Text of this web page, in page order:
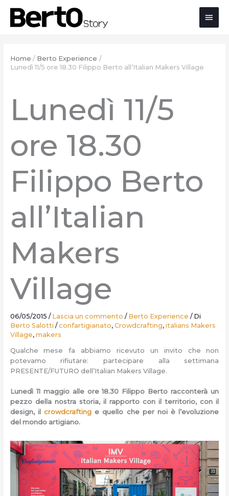
contenuto
navigazione
contenuto
Home
Berto Experience
Lunedì 11/5 ore 18.30 Filippo Berto all’Italian Makers Village
Lunedì 11/5
ore 18.30
Filippo Berto
all’Italian
Makers
Village
06/05/2015 / Lascia un commento / Berto Experience / Di
Berto Salotti /confartigianato, Crowdcrafting, italians Makers
Village, makers
Qualche mese fa abbiamo ricevuto un invito che non
potevamo rifiutare: partecipare alla settimana
PRESENTE/FUTURO dell’Italian Makers Village.
Lunedì 11 maggio alle ore 18.30 Filippo Berto racconterà un
pezzo della nostra storia, il rapporto con il territorio, con il
design, ilcrowdcrafting e quello che per noi è l’evoluzione
del mondo artigiano.